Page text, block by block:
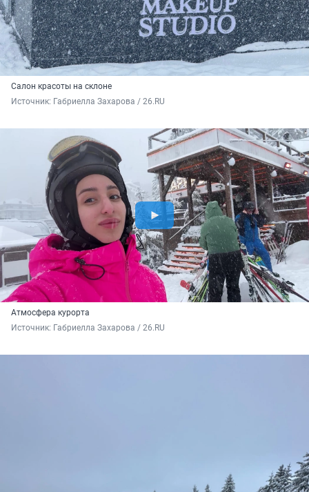
Салон красоты на склоне
Источник: Габриелла Захарова / 26.RU
Атмосфера курорта
Источник: Габриелла Захарова / 26.RU